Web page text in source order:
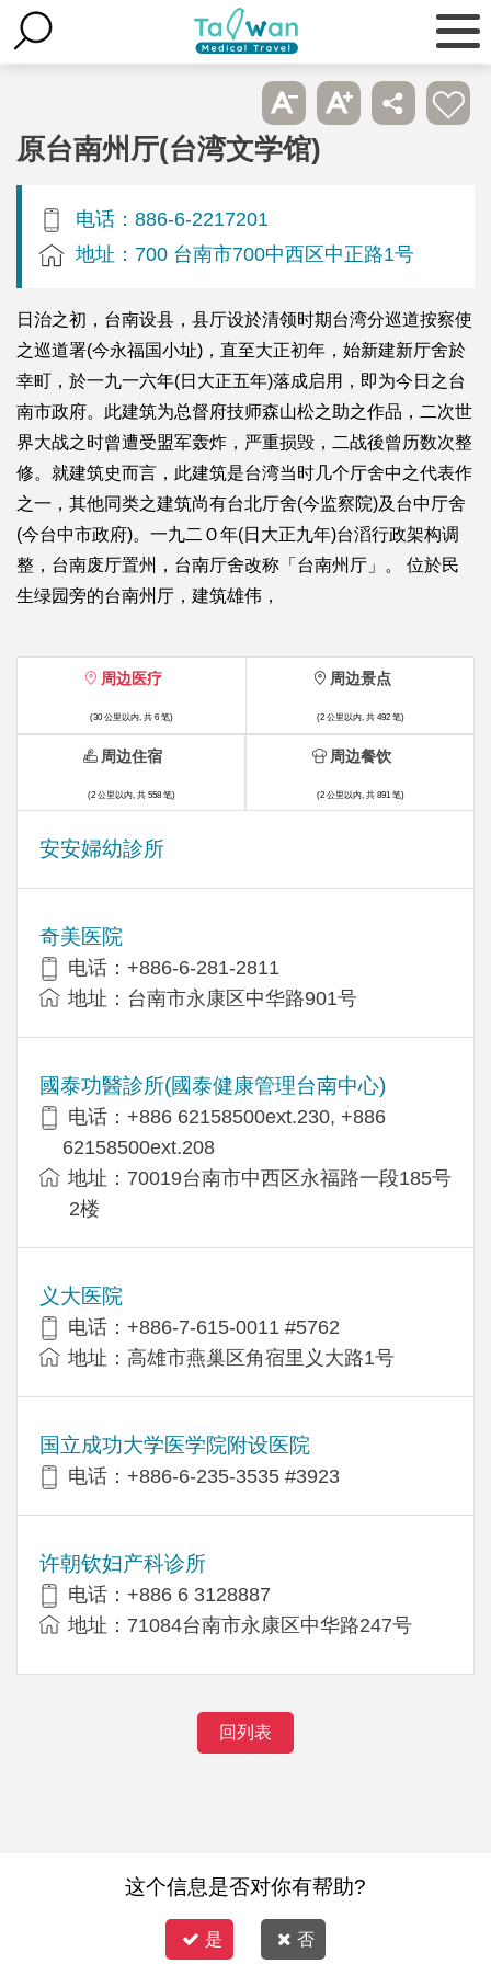
原台南州厅(台湾文学馆)
电话：886-6-2217201
地址：700 台南市700中西区中正路1号
日治之初，台南设县，县厅设於清领时期台湾分巡道按察使
之巡道署(今永福国小址)，直至大正初年，始新建新厅舍於
幸町，於一九一六年(日大正五年)落成启用，即为今日之台
南市政府。此建筑为总督府技师森山松之助之作品，二次世
界大战之时曾遭受盟军轰炸，严重损毁，二战後曾历数次整
修。就建筑史而言，此建筑是台湾当时几个厅舍中之代表作
之一，其他同类之建筑尚有台北厅舍(今监察院)及台中厅舍
(今台中市政府)。一九二Ｏ年(日大正九年)台滔行政架构调
整，台南废厅置州，台南厅舍改称「台南州厅」。 位於民
生绿园旁的台南州厅，建筑雄伟，
周边医疗
(30 公里以内, 共 6 笔)
安安婦幼診所
奇美医院
电话：+886-6-281-2811
地址：台南市永康区中华路901号
國泰功醫診所(國泰健康管理台南中心)
电话：+886 62158500ext.230, +886
62158500ext.208
地址：70019台南市中西区永福路一段185号
2楼
义大医院
电话：+886-7-615-0011 #5762
地址：高雄市燕巢区角宿里义大路1号
国立成功大学医学院附设医院
电话：+886-6-235-3535 #3923
许朝钦妇产科诊所
电话：+886 6 3128887
地址：71084台南市永康区中华路247号
周边景点
(2 公里以内, 共 492 笔)
周边住宿
(2 公里以内, 共 558 笔)
周边餐饮
(2 公里以内, 共 891 笔)
回列表
这个信息是否对你有帮助?
是 否